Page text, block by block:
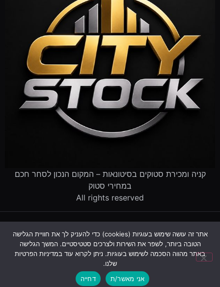
קניה ומכירת סטוקים בסיטונאות – המקום הנכון לסחר חכם
במחירי סטוק
All rights reserved
פינוי עסק שנסגרמדריך סטוקים שאלות ותשובות אודות
צור קשר
עקבו אחרינו:
אתר זה עושה שימוש בעוגיות (cookies) כדי להעניק לך את חוויית הגלישה
הטובה ביותר, לשפר את השירות ולצרכים סטטיסטיים. המשך הגלישה
באתר מהווה הסכמה לשימוש בעוגיות. ניתן לקרוא עוד במדיניות הפרטיות
שלנו.
אני מאשר/ת
דחייה